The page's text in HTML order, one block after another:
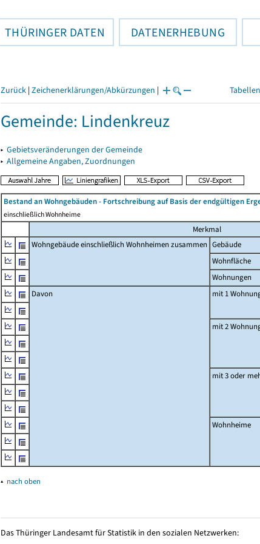
THÜRINGER DATEN DATENERHEBUNG
Zurück | Zeichenerklärungen/Abkürzungen |
Gemeinde: Lindenkreuz
▸ Gebietsveränderungen der Gemeinde
▸ Allgemeine Angaben, Zuordnungen
Bestand an Wohngebäuden - Fortschreibung auf Basis der endgültigen
einschließlich Wohnheime
Merkmal
Wohngebäude einschließlich Wohnheimen zusammen Gebäude
Wohnfläche
Wohnungen
Davon
mit 1
mit 2
mit 3 oder
Wohnheime
▴ nach oben
Das Thüringer Landesamt für Statistik in den sozialen Netzwerken: